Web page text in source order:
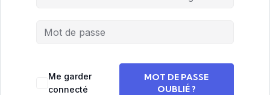
Me garder
connecté
MOT DE PASSE
OUBLIÉ ?